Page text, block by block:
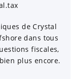
de Crystal
dans tous
fiscales,
plus encore.